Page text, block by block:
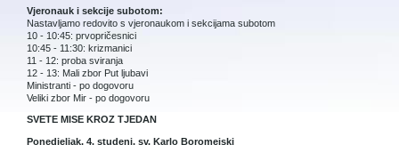
Vjeronauk i sekcije subotom:
Nastavljamo redovito s vjeronaukom i sekcijama subotom
10 - 10:45: prvopričesnici
10:45 - 11:30: krizmanici
11 - 12: proba sviranja
12 - 13: Mali zbor Put ljubavi
Ministranti - po dogovoru
Veliki zbor Mir - po dogovoru
SVETE MISE KROZ TJEDAN
Ponedjeljak, 4. studeni, sv. Karlo Boromejski